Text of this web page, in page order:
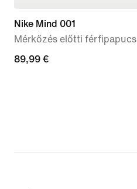
Nike Mind 001
Mérkőzés előtti férfipapucs
89,99
89,99 €